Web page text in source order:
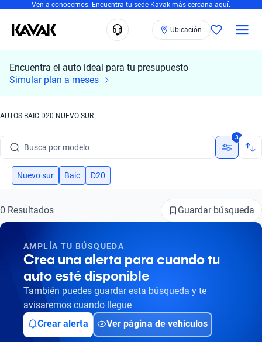
Ven a conocernos. Encuentra tu sede Kavak más cercana aquí.
Ubicación
Encuentra el auto ideal para tu presupuesto
Simular plan a meses
AUTOS BAIC D20 NUEVO SUR
Busca por modelo
Busca por versión
Busca por marca
Busca por modelo
Busca por versión
Busca por año
3
Nuevo sur Baic D20
0 Resultados Guardar búsqueda
AMPLÍA TU BÚSQUEDA
Crea una alerta para cuando tu
auto esté disponible
También puedes guardar esta búsqueda y te
avisaremos cuando llegue
Crear alerta
Ver página de vehículos